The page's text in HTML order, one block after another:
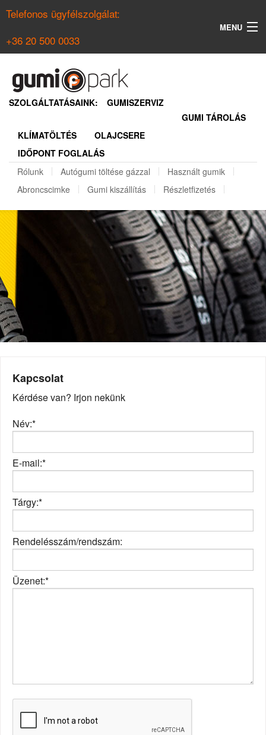
Telefonos ügyfélszolgálat:
+36 20 500 0033
MENU
NYÁRI GUMI KERESŐ
REGISZTRÁCIÓ
SZOLGÁLTATÁSAINK:
GUMISZERVIZ
GUMI TÁROLÁS
KLÍMATÖLTÉS
OLAJCSERE
IDŐPONT FOGLALÁS
Rólunk
Autógumi töltése gázzal
Használt gumik
Abroncscimke
Gumi kiszállítás Részletfizetés
Kapcsolat
Kérdése van? Irjon nekünk
Név:*
E-mail:*
Tárgy:*
Rendelésszám/rendszám:
Üzenet:*